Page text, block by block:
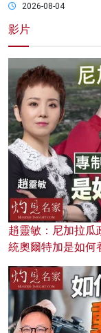
2026-08-04
影片
趙靈敏：尼加拉瓜
統奧爾特加是如何